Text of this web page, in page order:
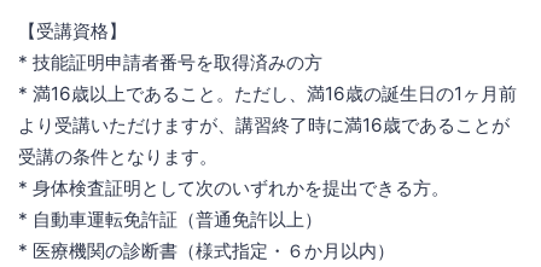
【受講資格】
* 技能証明申請者番号を取得済みの方
* 満16歳以上であること。ただし、満16歳の誕生日の1ヶ月前
より受講いただけますが、講習終了時に満16歳であることが
受講の条件となります。
* 身体検査証明として次のいずれかを提出できる方。
* 自動車運転免許証（普通免許以上）
* 医療機関の診断書（様式指定・６か月以内）